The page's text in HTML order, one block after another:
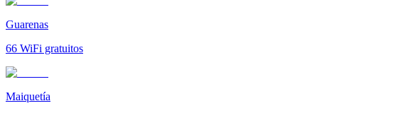
Guarenas
66 WiFi gratuitos
Maiquetía